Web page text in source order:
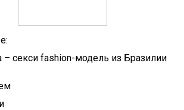
– секси fashion-модель из Бразилии